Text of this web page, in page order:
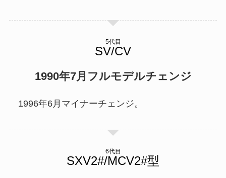
5代目
1990年7月フルモデルチェンジ
1996年6月マイナーチェンジ。
6代目